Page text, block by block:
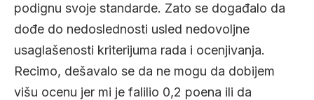
podignu svoje standarde. Zato se događalo da
dođe do nedoslednosti usled nedovoljne
usaglašenosti kriterijuma rada i ocenjivanja.
Recimo, dešavalo se da ne mogu da dobijem
višu ocenu jer mi je falilio 0,2 poena ili da